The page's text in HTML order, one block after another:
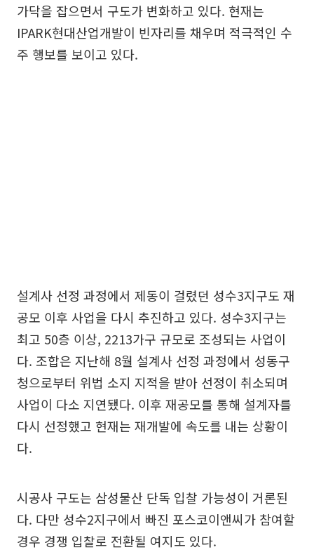
가닥을 잡으면서 구도가 변화하고 있다. 현재는
IPARK현대산업개발이 빈자리를 채우며 적극적인 수
주 행보를 보이고 있다.
설계사 선정 과정에서 제동이 걸렸던 성수3지구도 재
공모 이후 사업을 다시 추진하고 있다. 성수3지구는
최고 50층 이상, 2213가구 규모로 조성되는 사업이
다. 조합은 지난해 8월 설계사 선정 과정에서 성동구
청으로부터 위법 소지 지적을 받아 선정이 취소되며
사업이 다소 지연됐다. 이후 재공모를 통해 설계자를
다시 선정했고 현재는 재개발에 속도를 내는 상황이
다.
시공사 구도는 삼성물산 단독 입찰 가능성이 거론된
다. 다만 성수2지구에서 빠진 포스코이앤씨가 참여할
경우 경쟁 입찰로 전환될 여지도 있다.